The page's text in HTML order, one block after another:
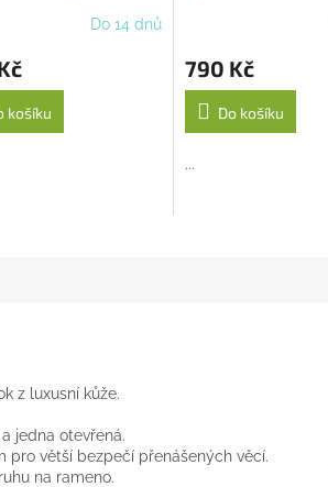
Do 14 dnů
košíku
790 Kč
Do košíku
...
z luxusní kůže.
jedna otevřená.
pro větší bezpečí přenášených věcí.
na rameno.